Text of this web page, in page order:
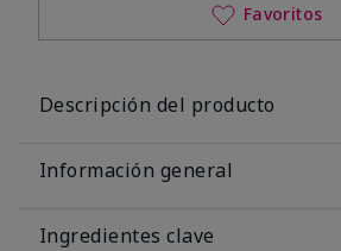
Favoritos
Descripción del producto
Información general
Ingredientes clave